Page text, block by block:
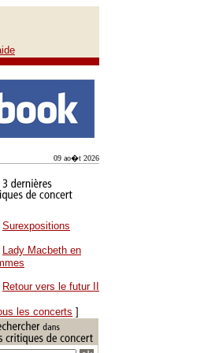
09 ao�t 2026
Surexpositions
Lady Macbeth en
Retour vers le futur II
les concerts ]